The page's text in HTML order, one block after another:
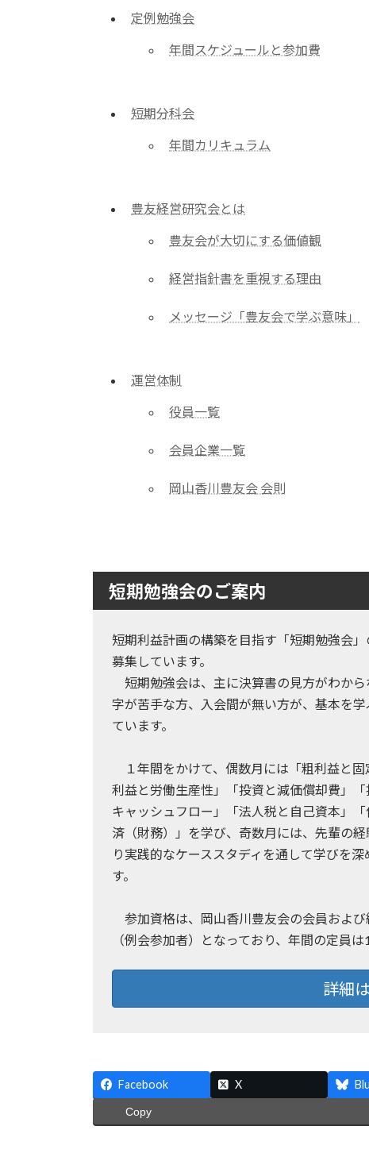
定例勉強会
年間スケジュールと参加費
短期分科会
年間カリキュラム
豊友経営研究会とは
豊友会が大切にする価値観
経営指針書を重視する理由
メッセージ「豊友会で学ぶ意味」
運営体制
役員一覧
会員企業一覧
岡山香川豊友会 会則
短期勉強会のご案内
短期利益計画の構築を目指す「短期勉強会」
募集しています。
短期勉強会は、主に決算書の見方がわから
字が苦手な方、入会間が無い方が、基本を学
ています。
１年間をかけて、偶数月には「粗利益と固
利益と労働生産性」「投資と減価償却費」「
キャッシュフロー」「法人税と自己資本」
済（財務）」を学び、奇数月には、先輩の経
り実践的なケーススタディを通して学びを深
す。
参加資格は、岡山香川豊友会の会員および
（例会参加者）となっており、年間の定員は
詳細
Facebook X
Copy